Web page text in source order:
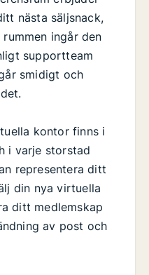
nästa säljsnack,
ingår den
supportteam
smidigt och
kontor finns i
i varje storstad
representera ditt
din nya virtuella
ditt medlemskap
av post och